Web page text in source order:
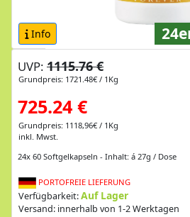
Info
UVP: 1115.76 €
Grundpreis: 1721.48€ / 1Kg
725.24 €
Grundpreis: 1118,96€ / 1Kg
inkl. Mwst.
24x 60 Softgelkapseln - Inhalt: á 27g / Dose
PORTOFREIE LIEFERUNG
Verfügbarkeit:Auf Lager
Versand: innerhalb von 1-2 Werktagen